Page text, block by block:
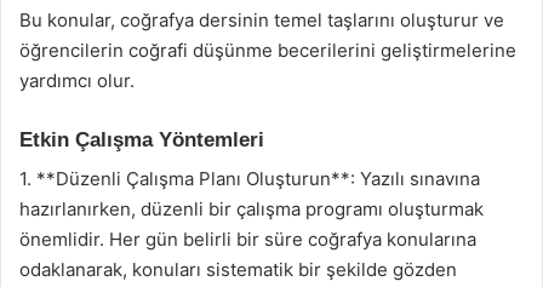
Bu konular, coğrafya dersinin temel taşlarını oluşturur ve
öğrencilerin coğrafi düşünme becerilerini geliştirmelerine
yardımcı olur.
Etkin Çalışma Yöntemleri
1. **Düzenli Çalışma Planı Oluşturun**: Yazılı sınavına
hazırlanırken, düzenli bir çalışma programı oluşturmak
önemlidir. Her gün belirli bir süre coğrafya konularına
odaklanarak, konuları sistematik bir şekilde gözden